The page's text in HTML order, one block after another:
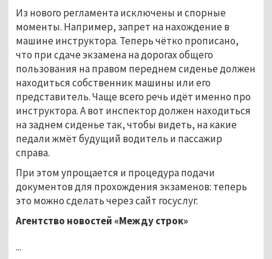
Из нового регламента исключены и спорные
моменты. Например, запрет на нахождение в
машине инструктора. Теперь чётко прописано,
что при сдаче экзамена на дорогах общего
пользования на правом переднем сиденье должен
находиться собственник машины или его
представитель. Чаще всего речь идёт именно про
инструктора. А вот инспектор должен находиться
на заднем сиденье так, чтобы видеть, на какие
педали жмёт будущий водитель и пассажир
справа.
При этом упрощается и процедура подачи
документов для прохождения экзаменов: теперь
это можно сделать через сайт госуслуг.
Агентство новостей «Между строк»
...